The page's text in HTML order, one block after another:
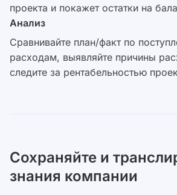
проекта и покажет остатки на
Анализ
Сравнивайте план/факт по
расходам, выявляйте причины
следите за рентабельностью
Сохраняйте и
знания компании